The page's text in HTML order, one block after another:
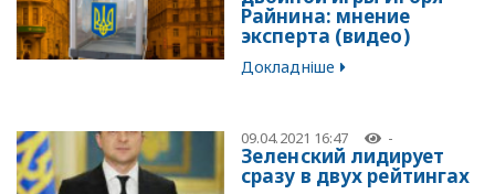
Райнина: мнение
эксперта (видео)
Докладніше
09.04.2021 16:47 -
Зеленский лидирует
сразу в двух рейтингах